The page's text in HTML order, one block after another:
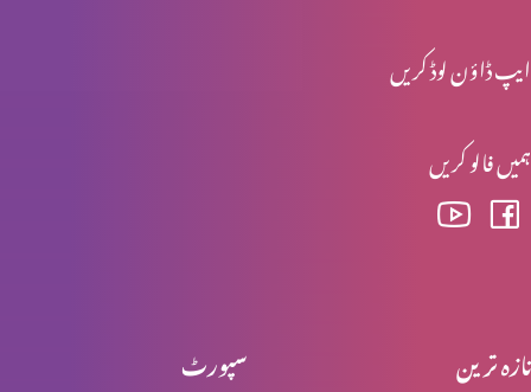
ایپ ڈاؤن لوڈ کریں
ہمیں فالو کریں
سپورٹ تازہ ترین